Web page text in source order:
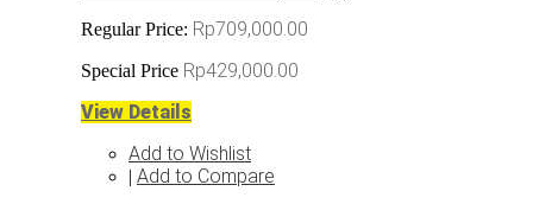
Regular Price: Rp709,000.00
Special Price Rp429,000.00
View Details
Add to Wishlist
| Add to Compare